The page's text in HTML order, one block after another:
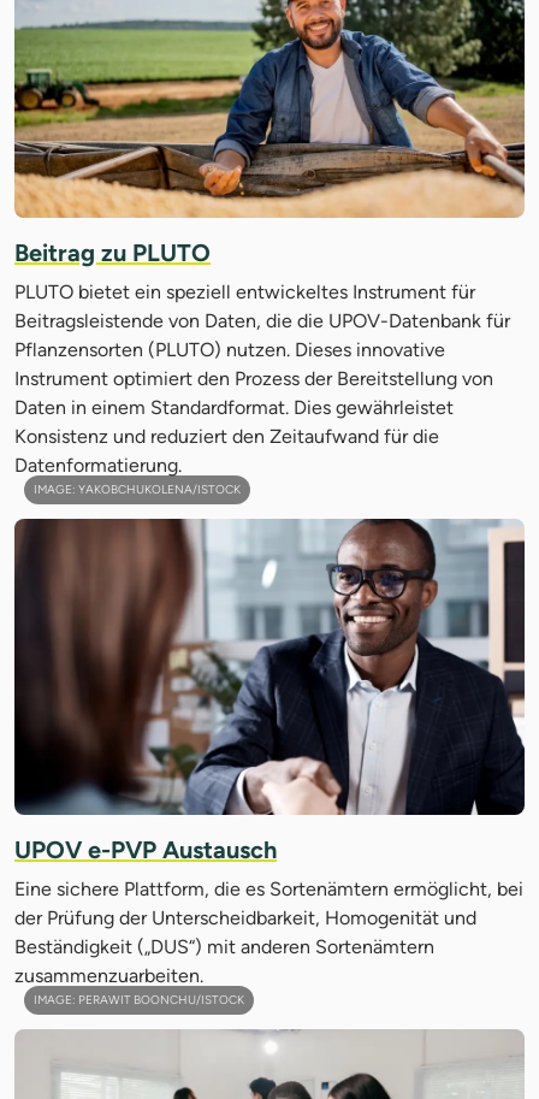
Beitrag zu PLUTO
PLUTO bietet ein speziell entwickeltes Instrument für
Beitragsleistende von Daten, die die UPOV-Datenbank für
Pflanzensorten (PLUTO) nutzen. Dieses innovative
Instrument optimiert den Prozess der Bereitstellung von
Daten in einem Standardformat. Dies gewährleistet
Konsistenz und reduziert den Zeitaufwand für die
Datenformatierung.
IMAGE: YAKOBCHUKOLENA/ISTOCK
UPOV e-PVP Austausch
Eine sichere Plattform, die es Sortenämtern ermöglicht, bei
der Prüfung der Unterscheidbarkeit, Homogenität und
Beständigkeit („DUS“) mit anderen Sortenämtern
zusammenzuarbeiten.
IMAGE: PERAWIT BOONCHU/ISTOCK